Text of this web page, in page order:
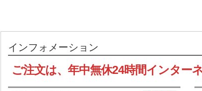
インフォメーション
ご注文は、年中無休24時間インター